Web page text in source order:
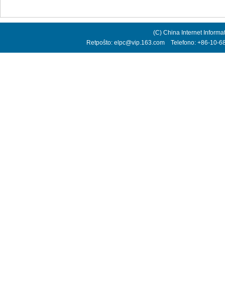
(C) China Internet
Retpoŝto: elpc@vip.163.com Telefono: +86-10-